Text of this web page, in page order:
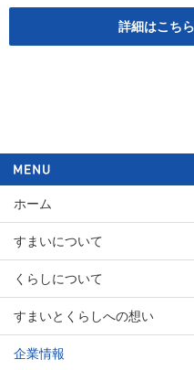
詳細はこちら
ホーム
すまいについて
くらしについて
すまいとくらしへの想い
企業情報